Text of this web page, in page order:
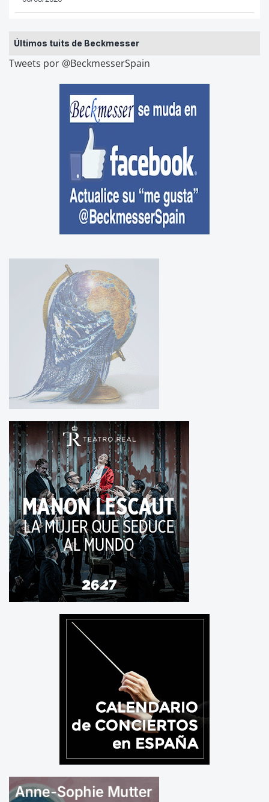
Últimos tuits de Beckmesser
Tweets por @BeckmesserSpain